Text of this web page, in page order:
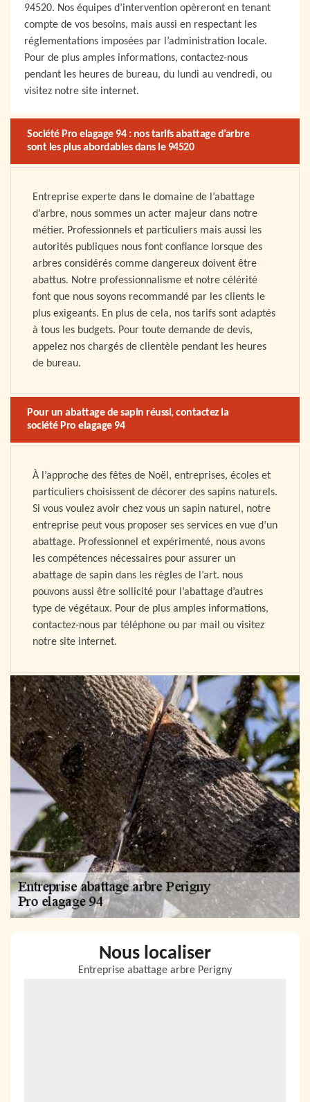
94520. Nos équipes d’intervention opèreront en tenant
compte de vos besoins, mais aussi en respectant les
réglementations imposées par l’administration locale.
Pour de plus amples informations, contactez-nous
pendant les heures de bureau, du lundi au vendredi, ou
visitez notre site internet.
Société Pro elagage 94 : nos tarifs abattage d’arbre
sont les plus abordables dans le 94520
Entreprise experte dans le domaine de l’abattage
d’arbre, nous sommes un acter majeur dans notre
métier. Professionnels et particuliers mais aussi les
autorités publiques nous font confiance lorsque des
arbres considérés comme dangereux doivent être
abattus. Notre professionnalisme et notre célérité
font que nous soyons recommandé par les clients le
plus exigeants. En plus de cela, nos tarifs sont adaptés
à tous les budgets. Pour toute demande de devis,
appelez nos chargés de clientèle pendant les heures
de bureau.
Pour un abattage de sapin réussi, contactez la
société Pro elagage 94
À l’approche des fêtes de Noël, entreprises, écoles et
particuliers choisissent de décorer des sapins naturels.
Si vous voulez avoir chez vous un sapin naturel, notre
entreprise peut vous proposer ses services en vue d’un
abattage. Professionnel et expérimenté, nous avons
les compétences nécessaires pour assurer un
abattage de sapin dans les règles de l’art. nous
pouvons aussi être sollicité pour l’abattage d’autres
type de végétaux. Pour de plus amples informations,
contactez-nous par téléphone ou par mail ou visitez
notre site internet.
Nous localiser
Entreprise abattage arbre Perigny